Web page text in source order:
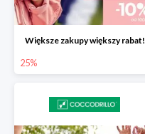
Większe zakupy większy rabat!
25%